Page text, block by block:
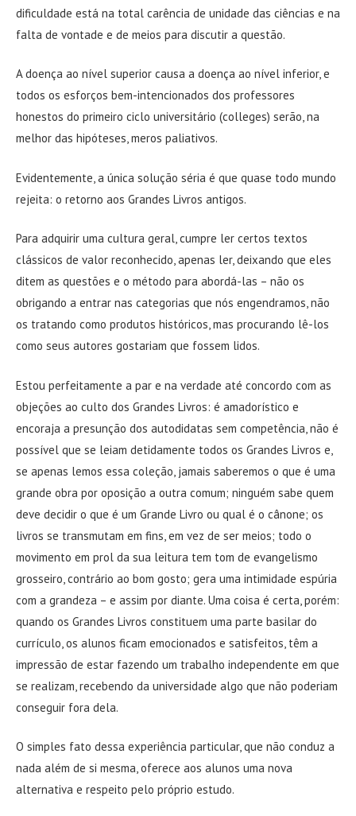
dificuldade está na total carência de unidade das ciências e na
falta de vontade e de meios para discutir a questão.
A doença ao nível superior causa a doença ao nível inferior, e
todos os esforços bem-intencionados dos professores
honestos do primeiro ciclo universitário (colleges) serão, na
melhor das hipóteses, meros paliativos.
Evidentemente, a única solução séria é que quase todo mundo
rejeita: o retorno aos Grandes Livros antigos.
Para adquirir uma cultura geral, cumpre ler certos textos
clássicos de valor reconhecido, apenas ler, deixando que eles
ditem as questões e o método para abordá-las – não os
obrigando a entrar nas categorias que nós engendramos, não
os tratando como produtos históricos, mas procurando lê-los
como seus autores gostariam que fossem lidos.
Estou perfeitamente a par e na verdade até concordo com as
objeções ao culto dos Grandes Livros: é amadorístico e
encoraja a presunção dos autodidatas sem competência, não é
possível que se leiam detidamente todos os Grandes Livros e,
se apenas lemos essa coleção, jamais saberemos o que é uma
grande obra por oposição a outra comum; ninguém sabe quem
deve decidir o que é um Grande Livro ou qual é o cânone; os
livros se transmutam em fins, em vez de ser meios; todo o
movimento em prol da sua leitura tem tom de evangelismo
grosseiro, contrário ao bom gosto; gera uma intimidade espúria
com a grandeza – e assim por diante. Uma coisa é certa, porém:
quando os Grandes Livros constituem uma parte basilar do
currículo, os alunos ficam emocionados e satisfeitos, têm a
impressão de estar fazendo um trabalho independente em que
se realizam, recebendo da universidade algo que não poderiam
conseguir fora dela.
O simples fato dessa experiência particular, que não conduz a
nada além de si mesma, oferece aos alunos uma nova
alternativa e respeito pelo próprio estudo.